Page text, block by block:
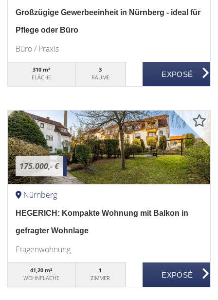
Großzügige Gewerbeeinheit in Nürnberg - ideal für
Pflege oder Büro
Büro / Praxis
310 m²
FLÄCHE
3
RÄUME
175.000,- €
Nürnberg
HEGERICH: Kompakte Wohnung mit Balkon in
gefragter Wohnlage
Etagenwohnung
41,20 m²
WOHNFLÄCHE
1
ZIMMER